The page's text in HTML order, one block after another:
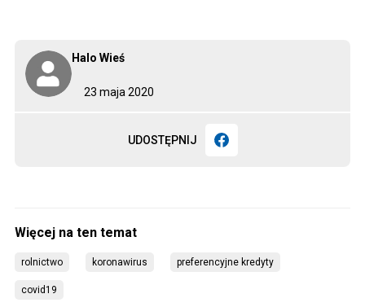
23 maja 2020
Halo Wieś
UDOSTĘPNIJ
rolnictwo koronawirus preferencyjne kredyty
covid19